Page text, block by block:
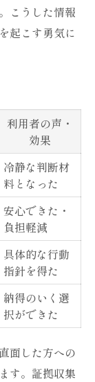
こうした情報
起こす勇気に
利用者の声・
効果
冷静な判断材
料となった
安心できた・
負担軽減
具体的な行動
指針を得た
納得のいく選
択ができた
面した方への
す。証拠収集